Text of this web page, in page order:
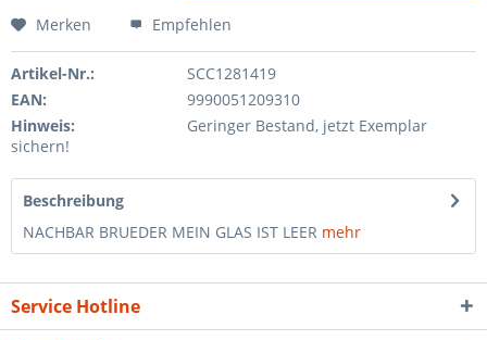
Merken Empfehlen
Artikel-Nr.:
SCC1281419
EAN:
9990051209310
Hinweis:
Geringer Bestand, jetzt Exemplar
sichern!
Beschreibung
NACHBAR BRUEDER MEIN GLAS IST LEER mehr
Service Hotline